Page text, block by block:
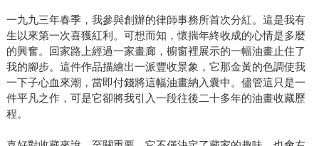
一九九三年春季，我參與創辦的律師事務所首次分紅。這是我有
生以來第一次喜獲紅利。可想而知，懷揣年終收成的心情是多麼
的興奮。回家路上經過一家畫廊，櫥窗裡展示的一幅油畫止住了
我的腳步。這件作品描繪出一派豐收景象，它那金黃的色調使我
一下子心血來潮，當即付錢將這幅油畫納入囊中。儘管這只是一
件平凡之作，可是它卻將我引入一段往後二十多年的油畫收藏歷
程。